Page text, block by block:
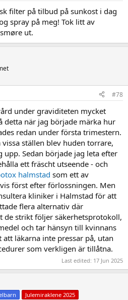
filter på tilbud på sunkost i dag
spray på meg! Tok litt av
ut.
#78
under graviditeten mycket
detta när jag började märka hur
redan under första trimestern.
ställen blev huden torrare,
Sedan började jag leta efter
ett fräscht utseende - och
halmstad som ett av
först efter förlossningen. Men
kliniker i Halmstad för att
flera alternativ där
de strikt följer säkerhetsprotokoll,
och tar hänsyn till kvinnans
läkarna inte pressar på, utan
som verkligen är tillåtna.
Last edited: 17 Jun 2025
Julemiraklene 2025